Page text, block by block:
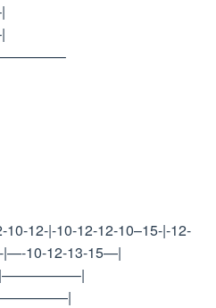
12-|-10-12-12-10–15-|-12-
|—-10-12-13-15—|